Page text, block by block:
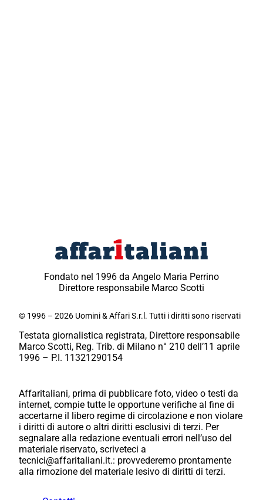
Fondato nel 1996 da Angelo Maria Perrino
Direttore responsabile Marco Scotti
© 1996 – 2026 Uomini & Affari S.r.l. Tutti i diritti sono riservati
Testata giornalistica registrata, Direttore responsabile
Marco Scotti, Reg. Trib. di Milano n° 210 dell’11 aprile
1996 – P.I. 11321290154
Affaritaliani, prima di pubblicare foto, video o testi da
internet, compie tutte le opportune verifiche al fine di
accertarne il libero regime di circolazione e non violare
i diritti di autore o altri diritti esclusivi di terzi. Per
segnalare alla redazione eventuali errori nell’uso del
materiale riservato, scriveteci a
tecnici@affaritaliani.it.: provvederemo prontamente
alla rimozione del materiale lesivo di diritti di terzi.